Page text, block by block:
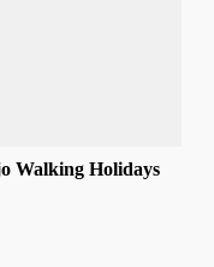
Walking Holidays